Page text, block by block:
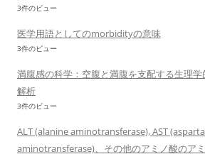
3件のビュー
医学用語としてのmorbidityの意味
3件のビュー
満腹感の科学：空腹と満腹を支配する生理
解析
3件のビュー
ALT (alanine aminotransferase), AST
aminotransferase)、その他のアミノ酸のア